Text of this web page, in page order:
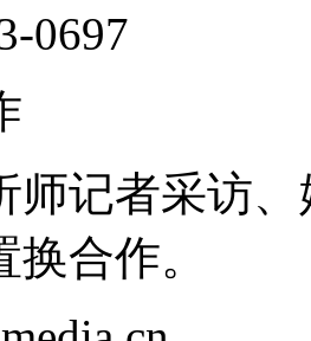
0697
师记者采访
合作。